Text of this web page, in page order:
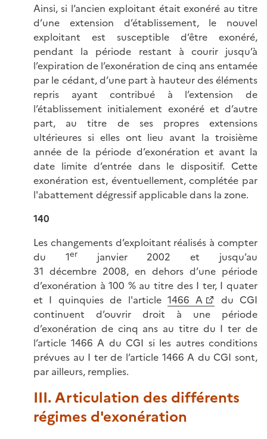
Ainsi, si l’ancien exploitant était exonéré au titre
d’une extension d’établissement, le nouvel
exploitant est susceptible d’être exonéré,
pendant la période restant à courir jusqu’à
l’expiration de l’exonération de cinq ans entamée
par le cédant, d’une part à hauteur des éléments
repris ayant contribué à l’extension de
l’établissement initialement exonéré et d’autre
part, au titre de ses propres extensions
ultérieures si elles ont lieu avant la troisième
année de la période d’exonération et avant la
date limite d’entrée dans le dispositif. Cette
exonération est, éventuellement, complétée par
l'abattement dégressif applicable dans la zone.
140
Les changements d’exploitant réalisés à compter
du 1erjanvier 2002 et jusqu’au
31 décembre 2008, en dehors d’une période
d’exonération à 100 % au titre des I ter, I quater
et I quinquies de l'article 1466 A
du CGI
continuent d’ouvrir droit à une période
d’exonération de cinq ans au titre du I ter de
l’article 1466 A du CGI si les autres conditions
prévues au I ter de l’article 1466 A du CGI sont,
par ailleurs, remplies.
III. Articulation des différents
régimes d'exonération